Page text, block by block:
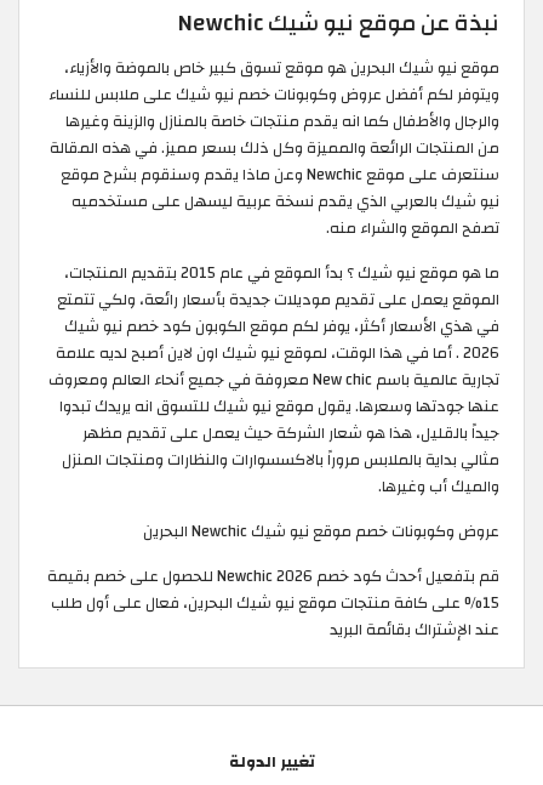
نبذة عن موقع نيو شيك Newchic
موقع نيو شيك البحرين هو موقع تسوق كبير خاص بالموضة والأزياء،
ويتوفر لكم أفضل عروض وكوبونات خصم نيو شيك على ملابس للنساء
والرجال والأطفال كما انه يقدم منتجات خاصة بالمنازل والزينة وغيرها
من المنتجات الرائعة والمميزة وكل ذلك بسعر مميز. في هذه المقالة
سنتعرف على موقع Newchic وعن ماذا يقدم وسنقوم بشرح موقع
نيو شيك بالعربي الذي يقدم نسخة عربية ليسهل على مستخدميه
تصفح الموقع والشراء منه.
ما هو موقع نيو شيك ؟ بدأ الموقع في عام 2015 بتقديم المنتجات،
الموقع يعمل على تقديم موديلات جديدة بأسعار رائعة، ولكي تتمتع
في هذي الأسعار أكثر، يوفر لكم موقع الكوبون كود خصم نيو شيك
2026 . أما في هذا الوقت، لموقع نيو شيك اون لاين أصبح لديه علامة
تجارية عالمية باسم New chic معروفة في جميع أنحاء العالم ومعروف
عنها جودتها وسعرها. يقول موقع نيو شيك للتسوق انه يريدك تبدوا
جيداً بالقليل، هذا هو شعار الشركة حيث يعمل على تقديم مظهر
مثالي بداية بالملابس مروراً بالاكسسوارات والنظارات ومنتجات المنزل
والميك أب وغيرها.
عروض وكوبونات خصم موقع نيو شيك Newchic البحرين
قم بتفعيل أحدث كود خصم Newchic 2026 للحصول على خصم بقيمة
15% على كافة منتجات موقع نيو شيك البحرين، فعال على أول طلب
عند الإشتراك بقائمة البريد
تغيير الدولة